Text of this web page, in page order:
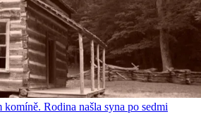
komíně. Rodina našla syna po sedmi